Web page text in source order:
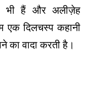
भी हैं और अलीज़ेह
एक दिलचस्प कहानी
का वादा करती है।